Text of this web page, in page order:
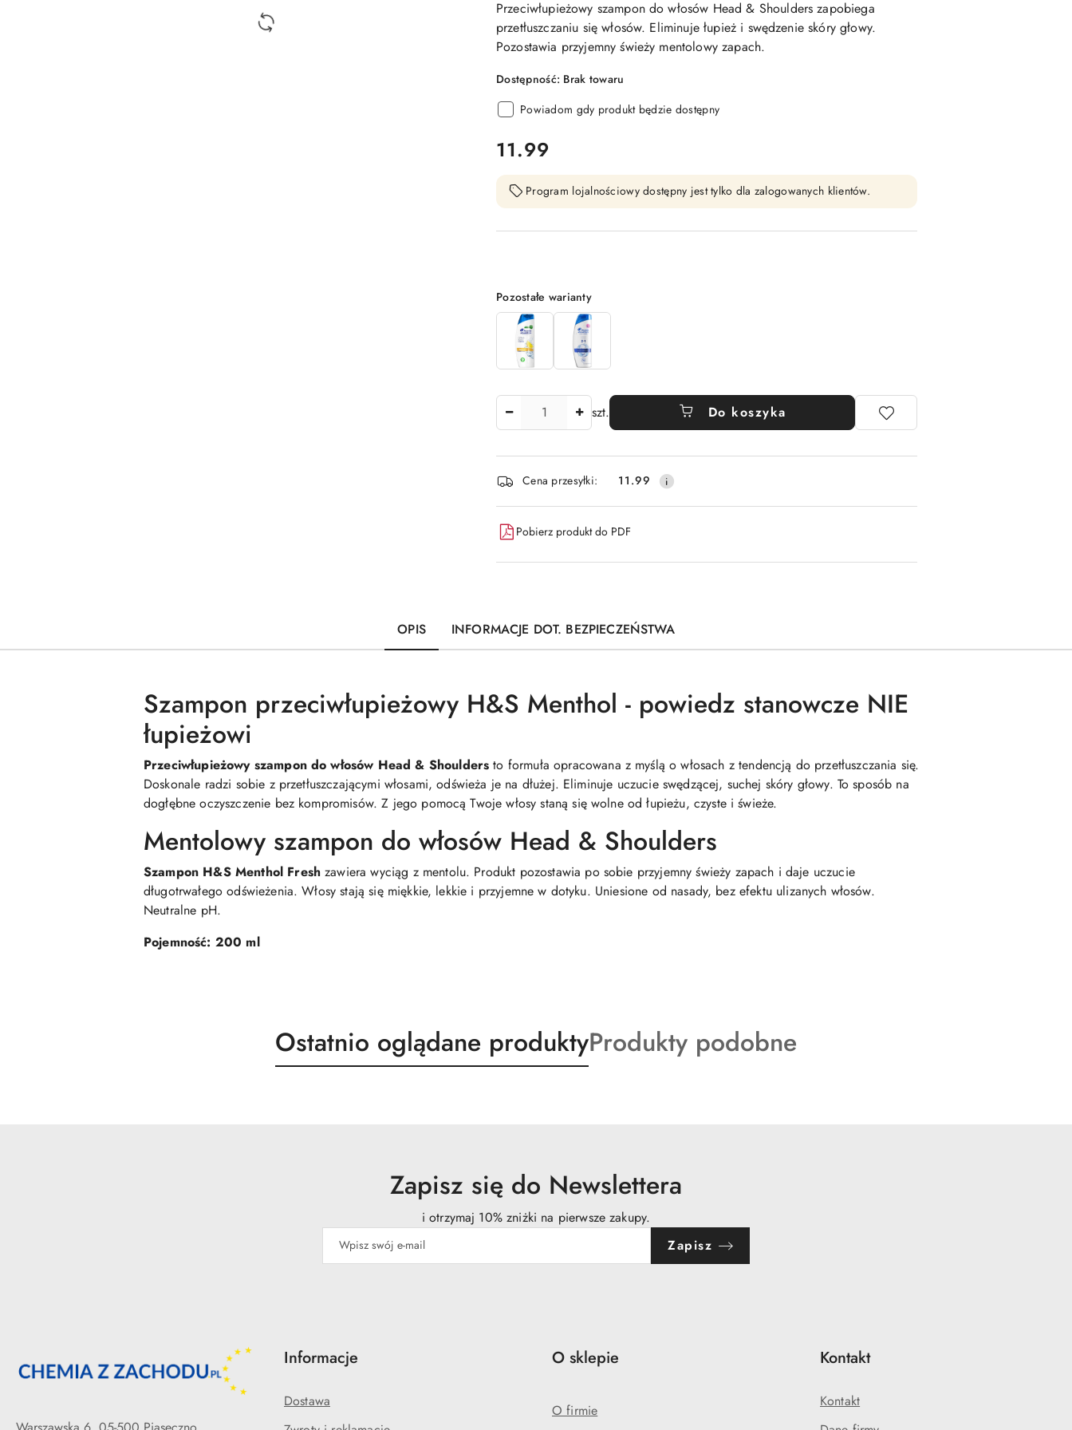
Przeciwłupieżowy szampon do włosów Head & Shoulders zapobiega
przetłuszczaniu się włosów. Eliminuje łupież i swędzenie skóry głowy.
Pozostawia przyjemny świeży mentolowy zapach.
Dostępność: Brak towaru
Powiadom gdy produkt będzie dostępny
cena:
11.99
Program lojalnościowy dostępny jest tylko dla zalogowanych klientów.
Wariant
Pozostałe warianty
szt. Do koszyka
Dostępność
i
dostawa
Cena przesyłki: 11.99
Pobierz produkt do PDF
OPIS INFORMACJE DOT. BEZPIECZEŃSTWA
Szampon przeciwłupieżowy H&S Menthol - powiedz stanowcze NIE
łupieżowi
Przeciwłupieżowy szampon do włosów Head & Shouldersto formuła opracowana z myślą o włosach z tendencją do przetłuszczania się.
Doskonale radzi sobie z przetłuszczającymi włosami, odświeża je na dłużej. Eliminuje uczucie swędzącej, suchej skóry głowy. To sposób na
dogłębne oczyszczenie bez kompromisów. Z jego pomocą Twoje włosy staną się wolne od łupieżu, czyste i świeże.
Mentolowy szampon do włosów Head & Shoulders
Szampon H&S Menthol Freshzawiera wyciąg z mentolu. Produkt pozostawia po sobie przyjemny świeży zapach i daje uczucie
długotrwałego odświeżenia. Włosy stają się miękkie, lekkie i przyjemne w dotyku. Uniesione od nasady, bez efektu ulizanych włosów.
Neutralne pH.
Pojemność: 200 ml
Produkty
o
Ostatnio oglądane produktyProdukty
o
Produkty podobne
Zapisz się do Newslettera
i otrzymaj 10% zniżki na pierwsze zakupy.
Zapisz
Informacje
Dostawa
O sklepie
O firmie
Kontakt
Kontakt